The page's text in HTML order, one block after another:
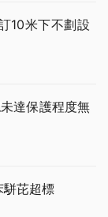
10米下不劃設
達保護程度無
駢芘超標